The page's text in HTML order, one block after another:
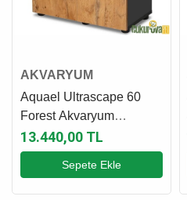
AKVARYUM
Aquael Ultrascape 60
Forest Akvaryum
Mobilyası
13.440,00 TL
Sepete Ekle